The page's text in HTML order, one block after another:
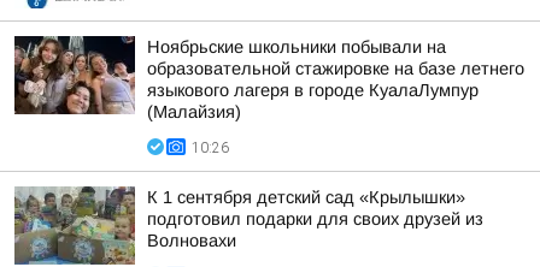
Ноябрьские школьники побывали на
образовательной стажировке на базе летнего
языкового лагеря в городе КуалаЛумпур
(Малайзия)
10:26
К 1 сентября детский сад «Крылышки»
подготовил подарки для своих друзей из
Волновахи